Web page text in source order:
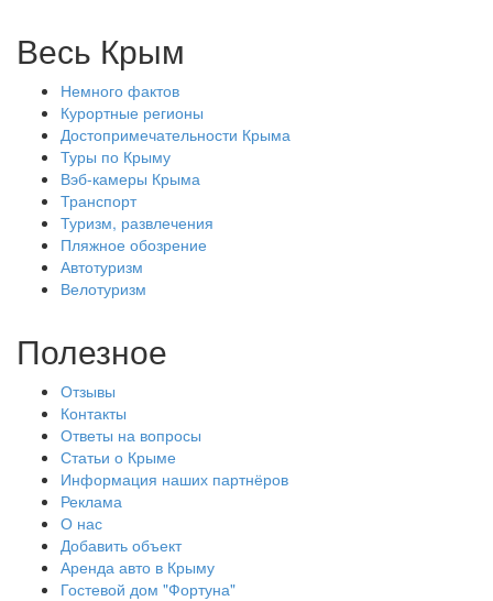
Весь Крым
Немного фактов
Курортные регионы
Достопримечательности Крыма
Туры по Крыму
Вэб-камеры Крыма
Транспорт
Туризм, развлечения
Пляжное обозрение
Автотуризм
Велотуризм
Полезное
Отзывы
Контакты
Ответы на вопросы
Статьи о Крыме
Информация наших партнёров
Реклама
О нас
Добавить объект
Аренда авто в Крыму
Гостевой дом "Фортуна"